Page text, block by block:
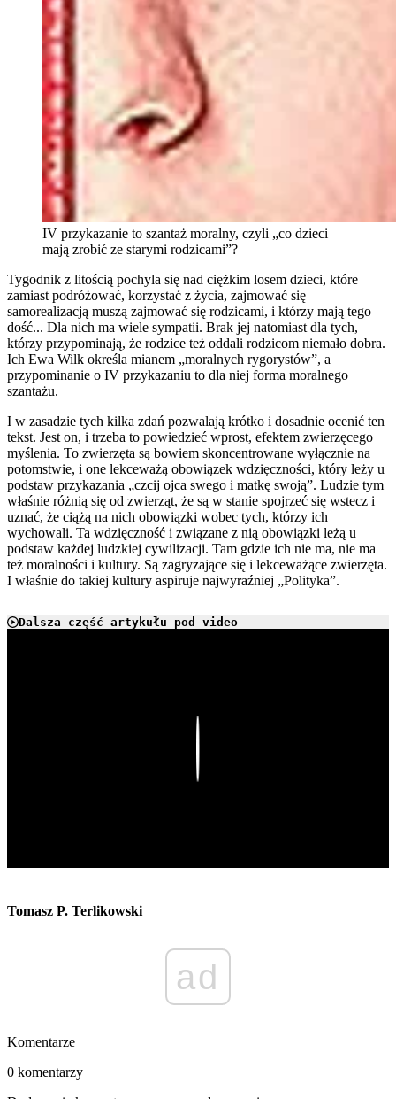
IV przykazanie to szantaż moralny, czyli „co dzieci
mają zrobić ze starymi rodzicami”?
Tygodnik z litością pochyla się nad ciężkim losem dzieci, które
zamiast podróżować, korzystać z życia, zajmować się
samorealizacją muszą zajmować się rodzicami, i którzy mają tego
dość... Dla nich ma wiele sympatii. Brak jej natomiast dla tych,
którzy przypominają, że rodzice też oddali rodzicom niemało dobra.
Ich Ewa Wilk określa mianem „moralnych rygorystów”, a
przypominanie o IV przykazaniu to dla niej forma moralnego
szantażu.
I w zasadzie tych kilka zdań pozwalają krótko i dosadnie ocenić ten
tekst. Jest on, i trzeba to powiedzieć wprost, efektem zwierzęcego
myślenia. To zwierzęta są bowiem skoncentrowane wyłącznie na
potomstwie, i one lekceważą obowiązek wdzięczności, który leży u
podstaw przykazania „czcij ojca swego i matkę swoją”. Ludzie tym
właśnie różnią się od zwierząt, że są w stanie spojrzeć się wstecz i
uznać, że ciążą na nich obowiązki wobec tych, którzy ich
wychowali. Ta wdzięczność i związane z nią obowiązki leżą u
podstaw każdej ludzkiej cywilizacji. Tam gdzie ich nie ma, nie ma
też moralności i kultury. Są zagryzające się i lekceważące zwierzęta.
I właśnie do takiej kultury aspiruje najwyraźniej „Polityka”.
Dalsza część artykułu pod video
Tomasz P. Terlikowski
ad
Komentarze
0 komentarzy